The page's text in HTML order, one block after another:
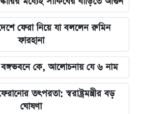
ফেরা নিয়ে যা বললেন রুমিন
ফারহানা
বঙ্গভবনে কে, আলোচনায় যে ৬ নাম
তৎপরতা: স্বরাষ্ট্রমন্ত্রীর বড়
ঘোষণা